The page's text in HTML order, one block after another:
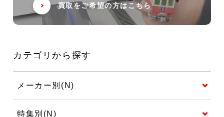
買取をご希望の方はこちら
カテゴリから探す
メーカー別(N)
特集別(N)